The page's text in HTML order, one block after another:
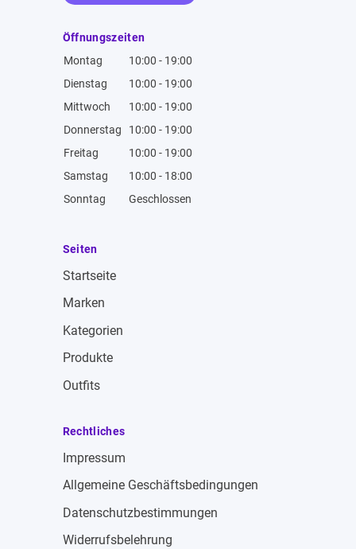
Öffnungszeiten
Montag
10:00 - 19:00
Dienstag
10:00 - 19:00
Mittwoch
10:00 - 19:00
Donnerstag
10:00 - 19:00
Freitag
10:00 - 19:00
Samstag
10:00 - 18:00
Sonntag
Geschlossen
Seiten
Startseite
Marken
Kategorien
Produkte
Outfits
Rechtliches
Impressum
Allgemeine Geschäftsbedingungen
Datenschutzbestimmungen
Widerrufsbelehrung